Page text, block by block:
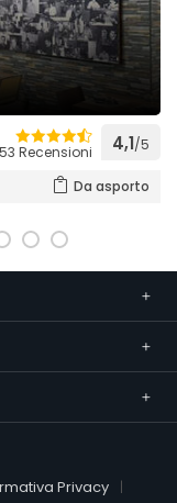
Recensioni 4,1/5
Da asporto
Privacy